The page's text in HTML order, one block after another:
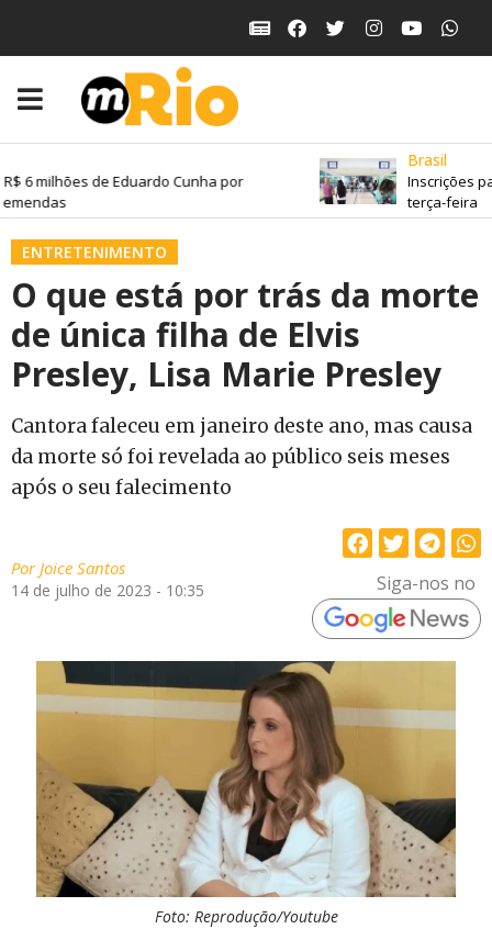
6 milhões de Eduardo Cunha por
Brasil
Inscrições
terça-feira
ENTRETENIMENTO
O que está por trás da morte
de única filha de Elvis
Presley, Lisa Marie Presley
Cantora faleceu em janeiro deste ano, mas causa
da morte só foi revelada ao público seis meses
após o seu falecimento
PorJoice Santos
14 de julho de 2023 - 10:35 Siga-nos no
Foto: Reprodução/Youtube